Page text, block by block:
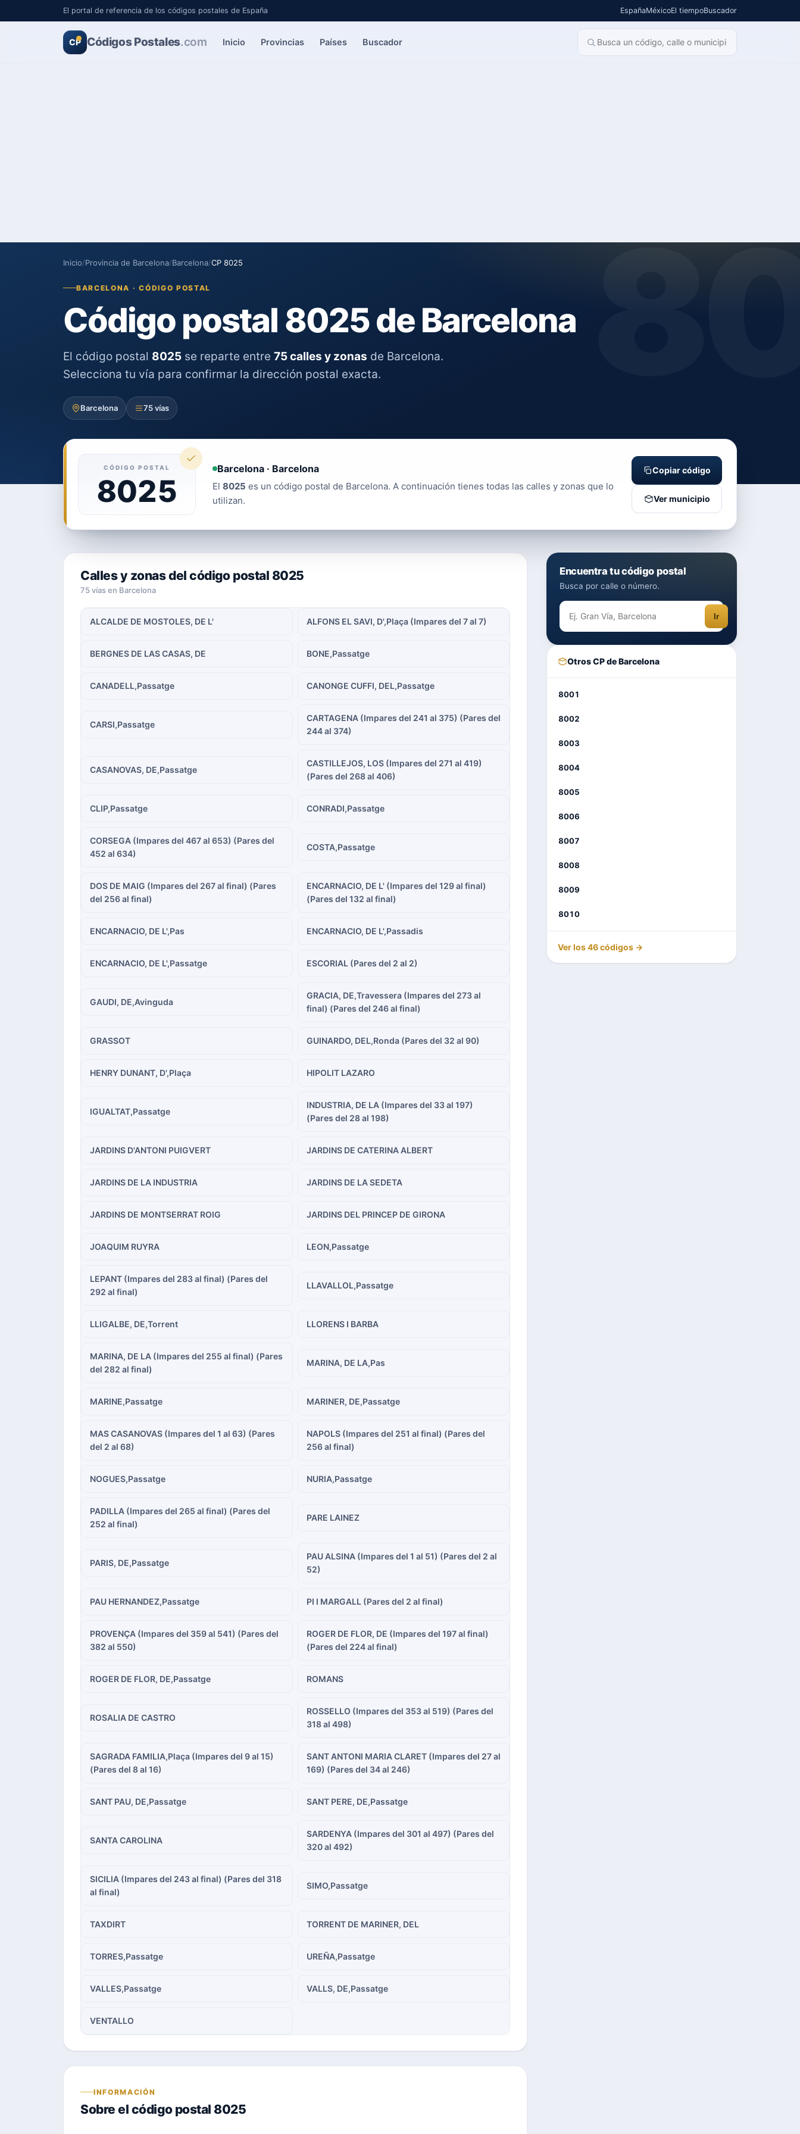
El portal de referencia de los códigos postales de España EspañaMéxicoEl tiempoBuscador
CP Códigos Postales.com Inicio Provincias Países Buscador
Inicio/Provincia de Barcelona/Barcelona/CP 8025
BARCELONA · CÓDIGO POSTAL
Código postal 8025 de Barcelona
El código postal 8025 se reparte entre 75 calles y zonas de Barcelona.
Selecciona tu vía para confirmar la dirección postal exacta.
Barcelona 75 vías
CÓDIGO POSTAL
8025
Barcelona · Barcelona
El 8025 es un código postal de Barcelona. A continuación tienes todas las calles y zonas que lo
utilizan.
Copiar código
Ver municipio
Calles y zonas del código postal 8025
75 vías en Barcelona
ALCALDE DE MOSTOLES, DE L' ALFONS EL SAVI, D',Plaça (Impares del 7 al 7)
BERGNES DE LAS CASAS, DE BONE,Passatge
CANADELL,Passatge CANONGE CUFFI, DEL,Passatge
CARSI,Passatge
CARTAGENA (Impares del 241 al 375) (Pares del
244 al 374)
CASANOVAS, DE,Passatge
CASTILLEJOS, LOS (Impares del 271 al 419)
(Pares del 268 al 406)
CLIP,Passatge CONRADI,Passatge
CORSEGA (Impares del 467 al 653) (Pares del
452 al 634)
COSTA,Passatge
DOS DE MAIG (Impares del 267 al final) (Pares
del 256 al final)
ENCARNACIO, DE L' (Impares del 129 al final)
(Pares del 132 al final)
ENCARNACIO, DE L',Pas ENCARNACIO, DE L',Passadis
ENCARNACIO, DE L',Passatge ESCORIAL (Pares del 2 al 2)
GAUDI, DE,Avinguda
GRACIA, DE,Travessera (Impares del 273 al
final) (Pares del 246 al final)
GRASSOT GUINARDO, DEL,Ronda (Pares del 32 al 90)
HENRY DUNANT, D',Plaça HIPOLIT LAZARO
IGUALTAT,Passatge
INDUSTRIA, DE LA (Impares del 33 al 197)
(Pares del 28 al 198)
JARDINS D'ANTONI PUIGVERT JARDINS DE CATERINA ALBERT
JARDINS DE LA INDUSTRIA JARDINS DE LA SEDETA
JARDINS DE MONTSERRAT ROIG JARDINS DEL PRINCEP DE GIRONA
JOAQUIM RUYRA LEON,Passatge
LEPANT (Impares del 283 al final) (Pares del
292 al final)
LLAVALLOL,Passatge
LLIGALBE, DE,Torrent LLORENS I BARBA
MARINA, DE LA (Impares del 255 al final) (Pares
del 282 al final)
MARINA, DE LA,Pas
MARINE,Passatge MARINER, DE,Passatge
MAS CASANOVAS (Impares del 1 al 63) (Pares
del 2 al 68)
NAPOLS (Impares del 251 al final) (Pares del
256 al final)
NOGUES,Passatge NURIA,Passatge
PADILLA (Impares del 265 al final) (Pares del
252 al final)
PARE LAINEZ
PARIS, DE,Passatge
PAU ALSINA (Impares del 1 al 51) (Pares del 2 al
52)
PAU HERNANDEZ,Passatge PI I MARGALL (Pares del 2 al final)
PROVENÇA (Impares del 359 al 541) (Pares del
382 al 550)
ROGER DE FLOR, DE (Impares del 197 al final)
(Pares del 224 al final)
ROGER DE FLOR, DE,Passatge ROMANS
ROSALIA DE CASTRO
ROSSELLO (Impares del 353 al 519) (Pares del
318 al 498)
SAGRADA FAMILIA,Plaça (Impares del 9 al 15)
(Pares del 8 al 16)
SANT ANTONI MARIA CLARET (Impares del 27 al
169) (Pares del 34 al 246)
SANT PAU, DE,Passatge SANT PERE, DE,Passatge
SANTA CAROLINA
SARDENYA (Impares del 301 al 497) (Pares del
320 al 492)
SICILIA (Impares del 243 al final) (Pares del 318
al final)
SIMO,Passatge
TAXDIRT TORRENT DE MARINER, DEL
TORRES,Passatge UREÑA,Passatge
VALLES,Passatge VALLS, DE,Passatge
VENTALLO
INFORMACIÓN
Sobre el código postal 8025
Encuentra tu código postal
Busca por calle o número.
Ir
Otros CP de Barcelona
8001
8002
8003
8004
8005
8006
8007
8008
8009
8010
Ver los 46 códigos →